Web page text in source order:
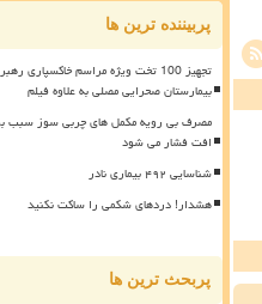
پربیننده ترین ها
تجهیز 100 تخت ویژه مراسم خاکسپاری
بیمارستان صحرایی مصلی به علاوه فیلم
مصرف بی رویه مکمل های چربی سوز سبب
افت فشار می شود
شناسایی ۴۹۲ بیماری نادر
هشدار! دردهای شکمی را ساکت نکنید
پربحث ترین ها